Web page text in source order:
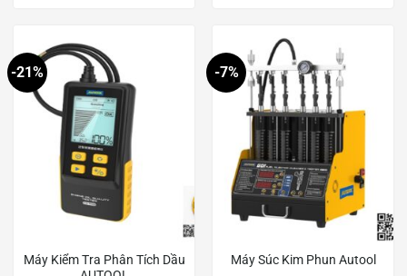
-21%
Máy Kiểm Tra Phân Tích Dầu
-7%
Máy Súc Kim Phun Autool